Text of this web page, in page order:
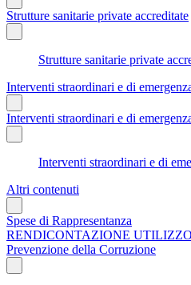
Strutture sanitarie private accreditate
Strutture sanitarie private
Interventi straordinari e di
Interventi straordinari e di
Interventi straordinari e di
Altri contenuti
Spese di Rappresentanza
RENDICONTAZIONE
Prevenzione della Corruzione